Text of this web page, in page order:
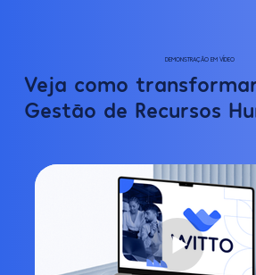
DEMONSTRAÇÃO EM VÍDEO
Veja como
Gestão de Recursos